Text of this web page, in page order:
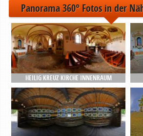
Panorama 360° Fotos in der
HEILIG KREUZ KIRCHE INNENRAUM